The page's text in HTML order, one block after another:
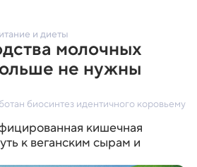
и диеты
молочных
не нужны
биосинтез идентичного коровьему
кишечная
к веганским сырам и